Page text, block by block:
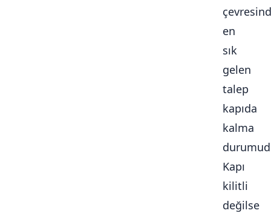
en
sık
gelen
talep
kapıda
kalma
Kapı
kilitli
değilse